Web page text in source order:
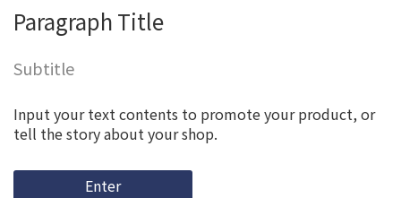
Paragraph Title
Subtitle
Input your text contents to promote your product, or
tell the story about your shop.
Enter